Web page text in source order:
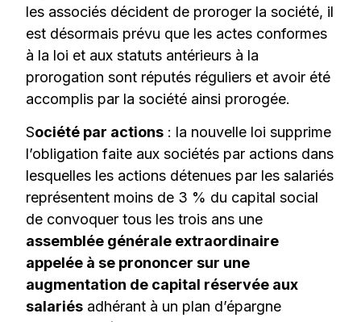
les associés décident de proroger la société, il
est désormais prévu que les actes conformes
à la loi et aux statuts antérieurs à la
prorogation sont réputés réguliers et avoir été
accomplis par la société ainsi prorogée.
Société par actions : la nouvelle loi supprime
l’obligation faite aux sociétés par actions dans
lesquelles les actions détenues par les salariés
représentent moins de 3 % du capital social
de convoquer tous les trois ans une
assemblée générale extraordinaire
appelée à se prononcer sur une
augmentation de capital réservée aux
salariés adhérant à un plan d’épargne